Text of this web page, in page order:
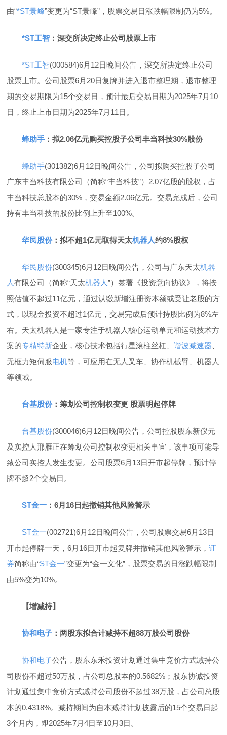
由“*ST景峰”变更为“ST景峰”，股票交易日涨跌幅限制仍为5%。
*ST工智 ：深交所决定终止公司股票上市
*ST工智(000584)6月12日晚间公告，深交所决定终止公司
股票上市。公司股票6月20日复牌并进入退市整理期，退市整理
期的交易期限为15个交易日，预计最后交易日期为2025年7月10
日，终止上市日期为2025年7月11日。
蜂助手 ：拟2.06亿元购买控股子公司丰当科技30%股份
蜂助手(301382)6月12日晚间公告，公司拟购买控股子公司
广东丰当科技有限公司（简称“丰当科技”）2.07亿股的股权，占
丰当科技总股本的30%，交易金额2.06亿元。交易完成后，公司
持有丰当科技的股份比例上升至100%。
华民股份：拟不超1亿元取得天太机器人约8%股权
华民股份(300345)6月12日晚间公告，公司与广东天太机器
人有限公司（简称“天太机器人”）签署《投资意向协议》，将按
照估值不超过11亿元，通过认缴新增注册资本额或受让老股的方
式，以现金投资不超过1亿元，交易完成后预计持股比例为8%左
右。天太机器人是一家专注于机器人核心运动单元和运动技术方
案的专精特新企业，核心技术包括行星滚柱丝杠、谐波减速器
无框力矩伺服电机等，可应用在无人叉车、协作机械臂、机器人
等领域。
台基股份：筹划公司控制权变更 股票明起停牌
台基股份(300046)6月12日晚间公告，公司控股股东新仪元
及实控人邢雁正在筹划公司控制权变更相关事宜，该事项可能导
致公司实控人发生变更。公司股票6月13日开市起停牌，预计停
牌不超2个交易日。
ST金一 ：6月16日起撤销其他风险警示
ST金一(002721)6月12日晚间公告，公司股票交易6月13日
开市起停牌一天，6月16日开市起复牌并撤销其他风险警示，证
券简称由“ST金一”变更为“金一文化”，股票交易的日涨跌幅限制
由5%变为10%。
【增减持】
协和电子 ：两股东拟合计减持不超88万股公司股份
协和电子公告，股东东禾投资计划通过集中竞价方式减持公
司股份不超过50万股，占公司总股本的0.5682%；股东协诚投资
计划通过集中竞价方式减持公司股份不超过38万股，占公司总股
本的0.4318%。减持期间为自本减持计划披露后的15个交易日起
3个月内，即2025年7月4日至10月3日。